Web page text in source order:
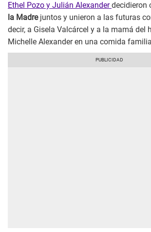
Ethel Pozo y Julián Alexanderdecidieron
la Madre juntos y unieron a las futuras
decir, a Gisela Valcárcel y a la mamá del
Michelle Alexander en una comida